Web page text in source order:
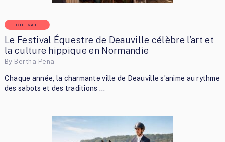
CHEVAL
Le Festival Équestre de Deauville célèbre l’art et
la culture hippique en Normandie
By Bertha Pena
Chaque année, la charmante ville de Deauville s’anime au rythme
des sabots et des traditions …